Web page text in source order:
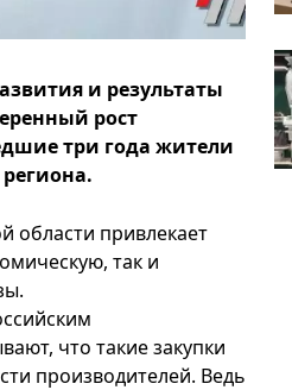
и результаты
рост
три года жители
области привлекает
так и
что такие закупки
производителей. Ведь